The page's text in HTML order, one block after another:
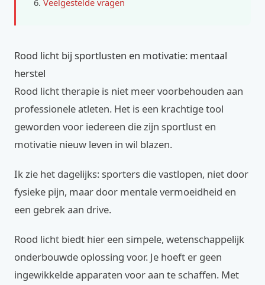
Veelgestelde vragen
Rood licht bij sportlusten en motivatie: mentaal
herstel
Rood licht therapie is niet meer voorbehouden aan
professionele atleten. Het is een krachtige tool
geworden voor iedereen die zijn sportlust en
motivatie nieuw leven in wil blazen.
Ik zie het dagelijks: sporters die vastlopen, niet door
fysieke pijn, maar door mentale vermoeidheid en
een gebrek aan drive.
Rood licht biedt hier een simpele, wetenschappelijk
onderbouwde oplossing voor. Je hoeft er geen
ingewikkelde apparaten voor aan te schaffen. Met